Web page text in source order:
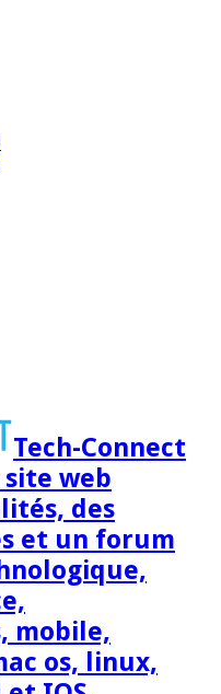
Tech-Connect
site web
des
et un forum
mobile,
os, linux,